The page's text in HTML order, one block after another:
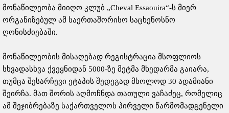
მონაწილეობა მიიღო კლუბ „Cheval Essaouira“-ს მიერ
ორგანიზებულ ამ საერთაშორისო საცხენოსნო
ღონისძიებაში.
მონაწილეობის მისაღებად რეგისტრაცია მსოფლიოს
სხვადასხვა ქვეყნიდან 5000-ზე მეტმა მხედარმა გაიარა,
თუმცა შესარჩევი ეტაპის შედეგად მხოლოდ 30 ადამიანი
შეირჩა. მათ შორის აღმოჩნდა თათული ვაჩაძეც, რომელიც
ამ შეჯიბრებაზე საქართველოს პირველი წარმომადგენელი